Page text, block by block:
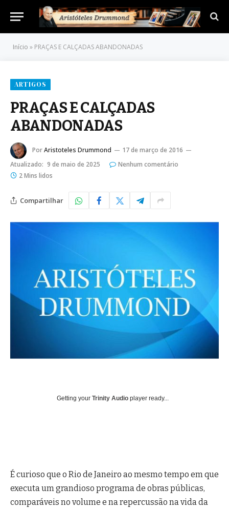
Início » PRAÇAS E CALÇADAS ABANDONADAS
ARTIGOS
PRAÇAS E CALÇADAS
ABANDONADAS
PorAristoteles Drummond
17 de março de 2016
Atualizado: 9 de maio de 2025
Nenhum comentário
2 Mins lidos
Compartilhar
Getting your Trinity Audio player ready...
É curioso que o Rio de Janeiro ao mesmo tempo em que
executa um grandioso programa de obras públicas,
comparáveis no volume e na repercussão na vida da